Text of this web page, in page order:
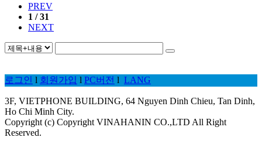
PREV
1 / 31
NEXT
로그인 l 회원가입 l PC버전 l LANG
3F, VIETPHONE BUILDING, 64 Nguyen Dinh Chieu, Tan Dinh,
Ho Chi Minh City.
Copyright (c) Copyright VINAHANIN CO.,LTD All Right
Reserved.